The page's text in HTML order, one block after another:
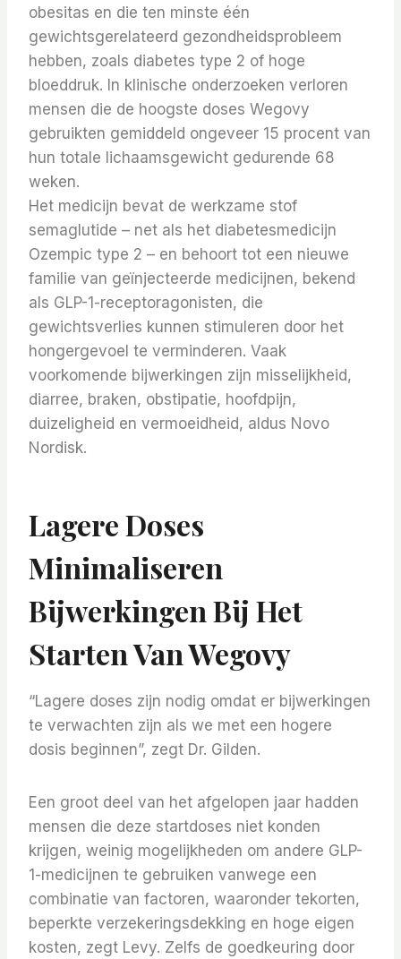
obesitas en die ten minste één
gewichtsgerelateerd gezondheidsprobleem
hebben, zoals diabetes type 2 of hoge
bloeddruk. In klinische onderzoeken verloren
mensen die de hoogste doses Wegovy
gebruikten gemiddeld ongeveer 15 procent van
hun totale lichaamsgewicht gedurende 68
weken.
Het medicijn bevat de werkzame stof
semaglutide – net als het diabetesmedicijn
Ozempic type 2 – en behoort tot een nieuwe
familie van geïnjecteerde medicijnen, bekend
als GLP-1-receptoragonisten, die
gewichtsverlies kunnen stimuleren door het
hongergevoel te verminderen. Vaak
voorkomende bijwerkingen zijn misselijkheid,
diarree, braken, obstipatie, hoofdpijn,
duizeligheid en vermoeidheid, aldus Novo
Nordisk.
Lagere Doses
Minimaliseren
Bijwerkingen Bij Het
Starten Van Wegovy
“Lagere doses zijn nodig omdat er bijwerkingen
te verwachten zijn als we met een hogere
dosis beginnen”, zegt Dr. Gilden.
Een groot deel van het afgelopen jaar hadden
mensen die deze startdoses niet konden
krijgen, weinig mogelijkheden om andere GLP-
1-medicijnen te gebruiken vanwege een
combinatie van factoren, waaronder tekorten,
beperkte verzekeringsdekking en hoge eigen
kosten, zegt Levy. Zelfs de goedkeuring door